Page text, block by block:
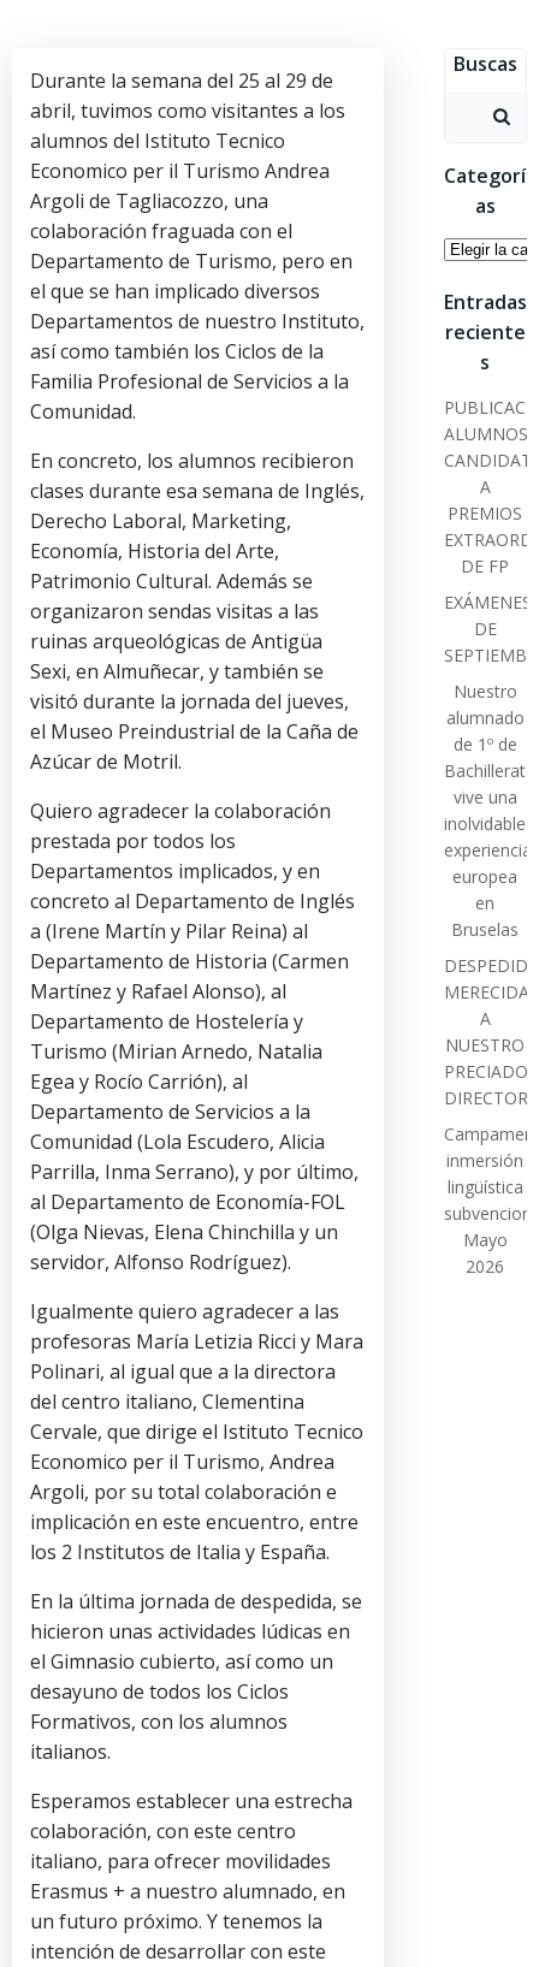
contenido
Durante la semana del 25 al 29 de
abril, tuvimos como visitantes a los
alumnos del Istituto Tecnico
Economico per il Turismo Andrea
Argoli de Tagliacozzo, una
colaboración fraguada con el
Departamento de Turismo, pero en
el que se han implicado diversos
Departamentos de nuestro Instituto,
así como también los Ciclos de la
Familia Profesional de Servicios a la
Comunidad.
En concreto, los alumnos recibieron
clases durante esa semana de Inglés,
Derecho Laboral, Marketing,
Economía, Historia del Arte,
Patrimonio Cultural. Además se
organizaron sendas visitas a las
ruinas arqueológicas de Antigüa
Sexi, en Almuñecar, y también se
visitó durante la jornada del jueves,
el Museo Preindustrial de la Caña de
Azúcar de Motril.
Quiero agradecer la colaboración
prestada por todos los
Departamentos implicados, y en
concreto al Departamento de Inglés
a (Irene Martín y Pilar Reina) al
Departamento de Historia (Carmen
Martínez y Rafael Alonso), al
Departamento de Hostelería y
Turismo (Mirian Arnedo, Natalia
Egea y Rocío Carrión), al
Departamento de Servicios a la
Comunidad (Lola Escudero, Alicia
Parrilla, Inma Serrano), y por último,
al Departamento de Economía-FOL
(Olga Nievas, Elena Chinchilla y un
servidor, Alfonso Rodríguez).
Igualmente quiero agradecer a las
profesoras María Letizia Ricci y Mara
Polinari, al igual que a la directora
del centro italiano, Clementina
Cervale, que dirige el Istituto Tecnico
Economico per il Turismo, Andrea
Argoli, por su total colaboración e
implicación en este encuentro, entre
los 2 Institutos de Italia y España.
En la última jornada de despedida, se
hicieron unas actividades lúdicas en
el Gimnasio cubierto, así como un
desayuno de todos los Ciclos
Formativos, con los alumnos
italianos.
Esperamos establecer una estrecha
colaboración, con este centro
italiano, para ofrecer movilidades
Erasmus + a nuestro alumnado, en
un futuro próximo. Y tenemos la
intención de desarrollar con este
Buscas
Buscar:
Categorí
as
Entradas
reciente
s
ALUMNOS
A
PREMIOS
DE FP
EXÁMENES
DE
Nuestro
alumnado
de 1º de
Bachillerato
vive una
inolvidable
experiencia
europea
en
Bruselas
DESPEDIDA
MERECIDA
A
NUESTRO
PRECIADO
DIRECTOR
inmersión
lingüística
Mayo
2026